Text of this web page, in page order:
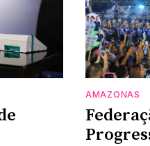
AMAZONAS